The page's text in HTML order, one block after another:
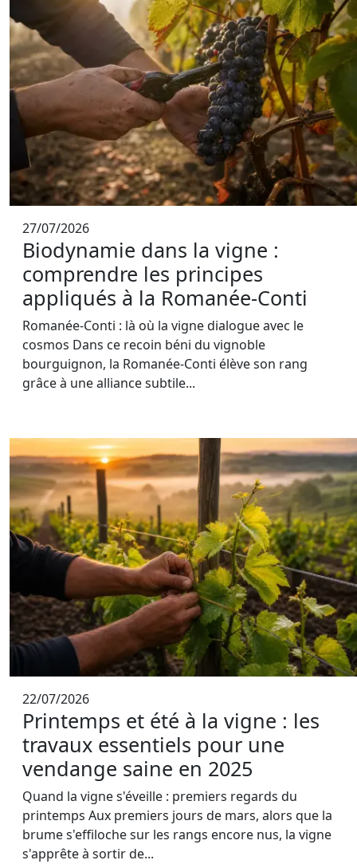
27/07/2026
Biodynamie dans la vigne :
comprendre les principes
appliqués à la Romanée-Conti
Romanée-Conti : là où la vigne dialogue avec le
cosmos Dans ce recoin béni du vignoble
bourguignon, la Romanée-Conti élève son rang
grâce à une alliance subtile...
22/07/2026
Printemps et été à la vigne : les
travaux essentiels pour une
vendange saine en 2025
Quand la vigne s'éveille : premiers regards du
printemps Aux premiers jours de mars, alors que la
brume s'effiloche sur les rangs encore nus, la vigne
s'apprête à sortir de...